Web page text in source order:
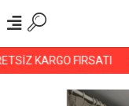
KARGO FIRSATI